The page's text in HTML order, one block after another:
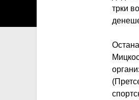
трки
За секоја форма на